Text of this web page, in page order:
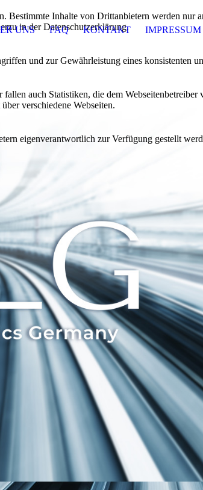
UNS FAQ KONTAKT IMPRESSUM
Bestimmte Inhalte von Drittanbietern werden nur
in der Datenschutzerklärung.
und zur Gewährleistung eines konsistenten
auch Statistiken, die dem
verschiedene Webseiten.
eigenverantwortlich zur Verfügung gestellt